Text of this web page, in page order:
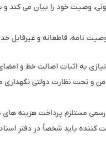
وصیت خود را بیان می
نامه، قاطعانه و غیرقابل
نیازی به اثبات اصالت خط و
و تحت نظارت دولتی نگهداری
مستلزم پرداخت هزینه
کننده باید شخصاً در دفتر